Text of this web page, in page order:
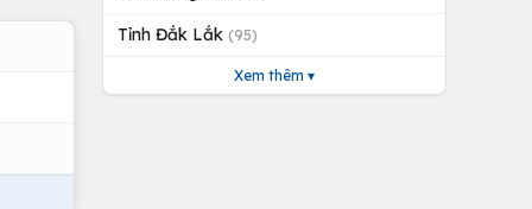
Tỉnh Đắk Lắk (95)
Xem thêm ▾